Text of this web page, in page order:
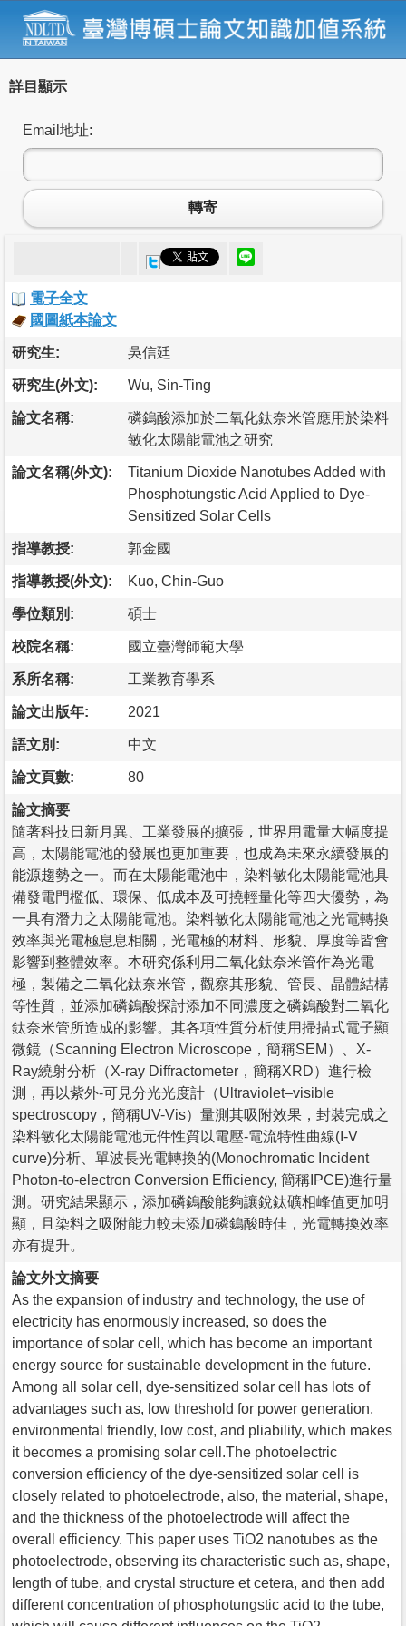
詳目顯示
Email地址:
轉寄
電子全文
國圖紙本論文
研究生: 吳信廷
研究生(外文): Wu, Sin-Ting
論文名稱:
磷鎢酸添加於二氧化鈦奈米管應用於染料
敏化太陽能電池之研究
論文名稱(外文):
Titanium Dioxide Nanotubes Added with
Phosphotungstic Acid Applied to Dye-
Sensitized Solar Cells
指導教授: 郭金國
指導教授(外文): Kuo, Chin-Guo
學位類別: 碩士
校院名稱: 國立臺灣師範大學
系所名稱: 工業教育學系
論文出版年: 2021
語文別: 中文
論文頁數: 80
論文摘要
隨著科技日新月異、工業發展的擴張，世界用電量大幅度提
高，太陽能電池的發展也更加重要，也成為未來永續發展的
能源趨勢之一。而在太陽能電池中，染料敏化太陽能電池具
備發電門檻低、環保、低成本及可撓輕量化等四大優勢，為
一具有潛力之太陽能電池。染料敏化太陽能電池之光電轉換
效率與光電極息息相關，光電極的材料、形貌、厚度等皆會
影響到整體效率。本研究係利用二氧化鈦奈米管作為光電
極，製備之二氧化鈦奈米管，觀察其形貌、管長、晶體結構
等性質，並添加磷鎢酸探討添加不同濃度之磷鎢酸對二氧化
鈦奈米管所造成的影響。其各項性質分析使用掃描式電子顯
微鏡（Scanning Electron Microscope，簡稱SEM）、X-
Ray繞射分析（X-ray Diffractometer，簡稱XRD）進行檢
測，再以紫外-可見分光光度計（Ultraviolet–visible
spectroscopy，簡稱UV-Vis）量測其吸附效果，封裝完成之
染料敏化太陽能電池元件性質以電壓-電流特性曲線(I-V
curve)分析、單波長光電轉換的(Monochromatic Incident
Photon-to-electron Conversion Efficiency, 簡稱IPCE)進行量
測。研究結果顯示，添加磷鎢酸能夠讓銳鈦礦相峰值更加明
顯，且染料之吸附能力較未添加磷鎢酸時佳，光電轉換效率
亦有提升。
論文外文摘要
As the expansion of industry and technology, the use of
electricity has enormously increased, so does the
importance of solar cell, which has become an important
energy source for sustainable development in the future.
Among all solar cell, dye-sensitized solar cell has lots of
advantages such as, low threshold for power generation,
environmental friendly, low cost, and pliability, which makes
it becomes a promising solar cell.The photoelectric
conversion efficiency of the dye-sensitized solar cell is
closely related to photoelectrode, also, the material, shape,
and the thickness of the photoelectrode will affect the
overall efficiency. This paper uses TiO2 nanotubes as the
photoelectrode, observing its characteristic such as, shape,
length of tube, and crystal structure et cetera, and then add
different concentration of phosphotungstic acid to the tube,